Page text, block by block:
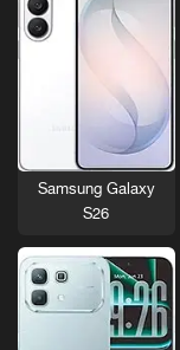
Samsung Galaxy
S26